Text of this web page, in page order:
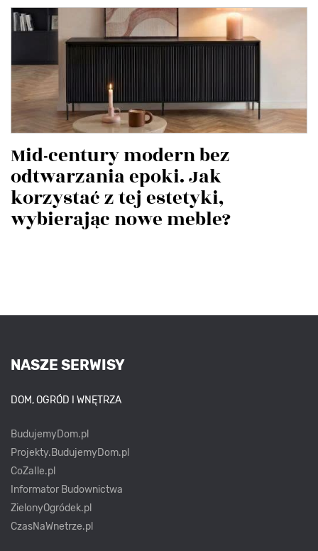
Mid-century modern bez
odtwarzania epoki. Jak
korzystać z tej estetyki,
wybierając nowe meble?
NASZE SERWISY
DOM, OGRÓD I WNĘTRZA
BudujemyDom.pl
Projekty.BudujemyDom.pl
CoZaIle.pl
Informator Budownictwa
ZielonyOgródek.pl
CzasNaWnetrze.pl